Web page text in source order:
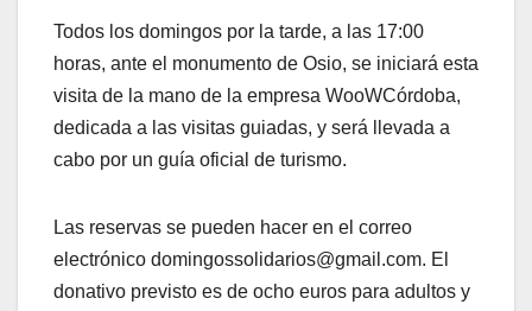
Todos los domingos por la tarde, a las 17:00
horas, ante el monumento de Osio, se iniciará esta
visita de la mano de la empresa WooWCórdoba,
dedicada a las visitas guiadas, y será llevada a
cabo por un guía oficial de turismo.
Las reservas se pueden hacer en el correo
electrónico domingossolidarios@gmail.com. El
donativo previsto es de ocho euros para adultos y